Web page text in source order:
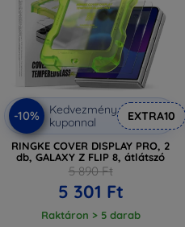
-10%
Kedvezmény
kuponnal
EXTRA10
RINGKE COVER DISPLAY PRO, 2
db, GALAXY Z FLIP 8, átlátszó
5 890 Ft
5 301 Ft
Raktáron > 5 darab